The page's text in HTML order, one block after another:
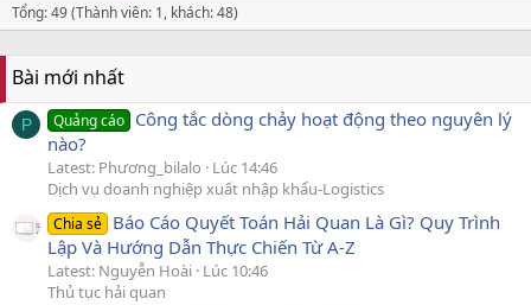
Tổng: 49 (Thành viên: 1, khách: 48)
Bài mới nhất
P Quảng cáo Công tắc dòng chảy hoạt động theo nguyên lý
nào?
Latest: Phương_bilalo
Lúc 14:46
Dịch vụ doanh nghiệp xuất nhập khẩu-Logistics
Chia sẻ Báo Cáo Quyết Toán Hải Quan Là Gì? Quy Trình
Lập Và Hướng Dẫn Thực Chiến Từ A-Z
Latest: Nguyễn Hoài Lúc 10:46
Thủ tục hải quan